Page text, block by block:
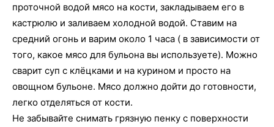
проточной водой мясо на кости, закладываем его в
кастрюлю и заливаем холодной водой. Ставим на
средний огонь и варим около 1 часа ( в зависимости от
того, какое мясо для бульона вы используете). Можно
сварит суп с клёцками и на курином и просто на
овощном бульоне. Мясо должно дойти до готовности,
легко отделяться от кости.
Не забывайте снимать грязную пенку с поверхности